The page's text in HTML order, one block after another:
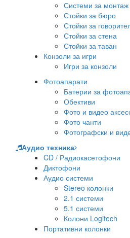
Системи за
Стойки за бюро
Стойки за
Стойки за стена
Стойки за таван
Конзоли за игри
Игри за конзоли
Фотоапарати
Батерии за
Обективи
Фото и видео
Фото чанти
Фотографски и
Аудио техника
CD / Радиокасетофони
Диктофони
Аудио системи
Stereo колонки
2.1 системи
5.1 системи
Колони Logitech
Портативни колонки